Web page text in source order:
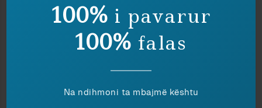
fitojnë të drejtën të hyjnë në histori. Gjithsesi,
Maradona nuk përfaqësonte aq futbollin, sa
napolitan, me dritëhijet e veta: ai kish
Maradona; por edhe Napoli kish gjetur te
Maradona njeriun e duhur, për ta hipur në një
100% i pavarur
100% falas
Na ndihmoni ta mbajmë kështu